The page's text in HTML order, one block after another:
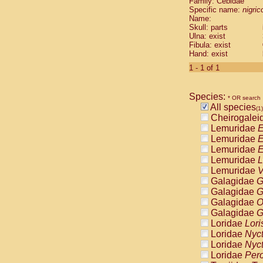
Cebidae
Cebidae
Cebidae
Cebidae
Cebidae
Cebidae
Cebidae
Cebidae
Cebidae
Cebidae
Cebidae
Cebidae
Atelidae
Atelidae
Atelidae
Atelidae
Atelidae
Atelidae
Atelidae
Atelidae
Atelidae
Atelidae
Pitheciidae
Specific name:
Name:
Skull: parts
Ulna: exist
Fibula: exist
Hand: exist
1 - 1 of 1
Species: * OR search
All species(1)
Lemuridae
Lemuridae
Lemuridae
Lemuridae
Lemuridae
Galagidae
Galagidae
Galagidae
Galagidae
Loridae
Loridae
Loridae
Loridae